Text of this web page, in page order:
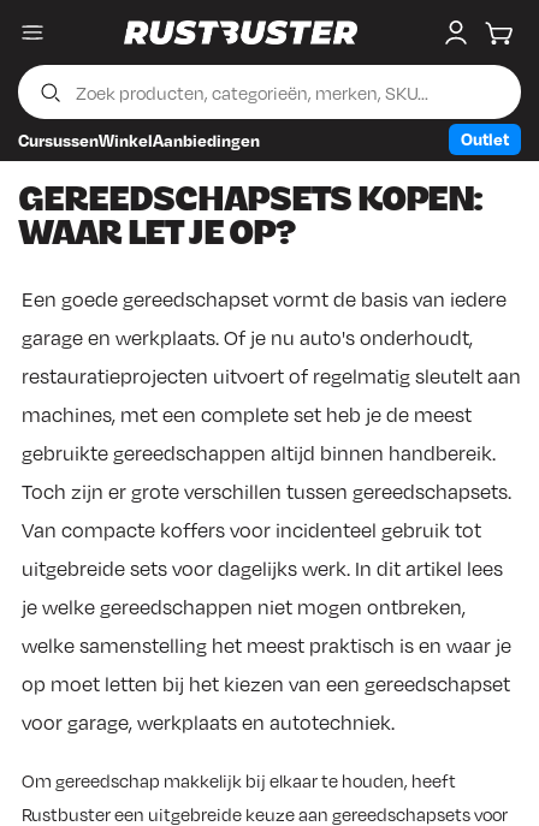
Skip to content
Skip to footer
Menu My
CursussenWinkelAanbiedingen Outlet
GEREEDSCHAPSETS KOPEN:
WAAR LET JE OP?
Een goede gereedschapset vormt de basis van iedere
garage en werkplaats. Of je nu auto's onderhoudt,
restauratieprojecten uitvoert of regelmatig sleutelt aan
machines, met een complete set heb je de meest
gebruikte gereedschappen altijd binnen handbereik.
Toch zijn er grote verschillen tussen gereedschapsets.
Van compacte koffers voor incidenteel gebruik tot
uitgebreide sets voor dagelijks werk. In dit artikel lees
je welke gereedschappen niet mogen ontbreken,
welke samenstelling het meest praktisch is en waar je
op moet letten bij het kiezen van een gereedschapset
voor garage, werkplaats en autotechniek.
Om gereedschap makkelijk bij elkaar te houden, heeft
Rustbuster een uitgebreide keuze aan gereedschapsets voor